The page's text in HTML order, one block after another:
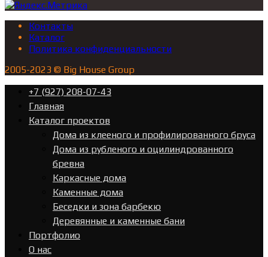
Контакты
Каталог
Политика конфиденциальности
2005-2023 © Big House Group
+7 (927) 208-07-43
Главная
Каталог проектов
Дома из клееного и профилированного бруса
Дома из рубленого и оцилиндрованного
бревна
Каркасные дома
Каменные дома
Беседки и зона барбекю
Деревянные и каменные бани
Портфолио
О нас